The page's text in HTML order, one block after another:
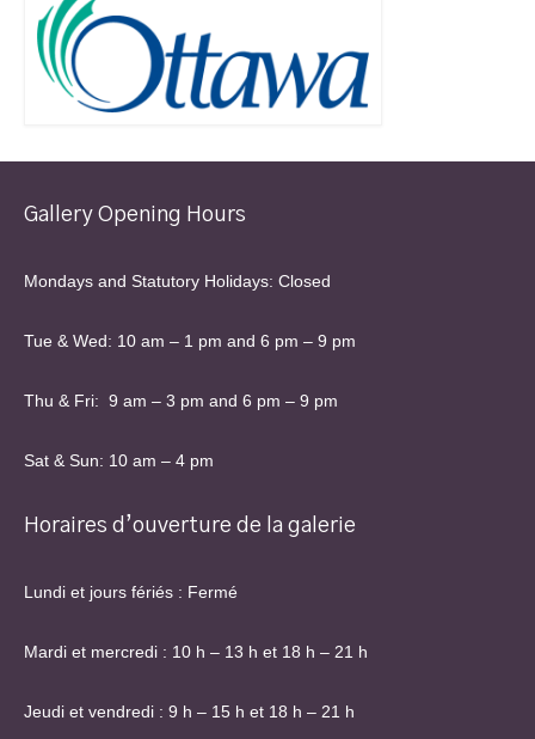
Gallery Opening Hours
Mondays and Statutory Holidays: Closed
Tue & Wed: 10 am – 1 pm and 6 pm – 9 pm
Thu & Fri: 9 am – 3 pm and 6 pm – 9 pm
Sat & Sun: 10 am – 4 pm
Horaires d’ouverture de la galerie
Lundi et jours fériés : Fermé
Mardi et mercredi : 10 h – 13 h et 18 h – 21 h
Jeudi et vendredi : 9 h – 15 h et 18 h – 21 h